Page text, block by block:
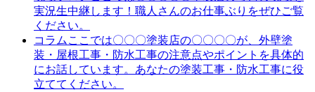
実況生中継します！職人さんのお仕事ぶりをぜひご覧
ください。
コラムここでは〇〇〇塗装店の〇〇〇〇が、外壁塗
装・屋根工事・防水工事の注意点やポイントを具体的
にお話しています。あなたの塗装工事・防水工事に役
立ててください。